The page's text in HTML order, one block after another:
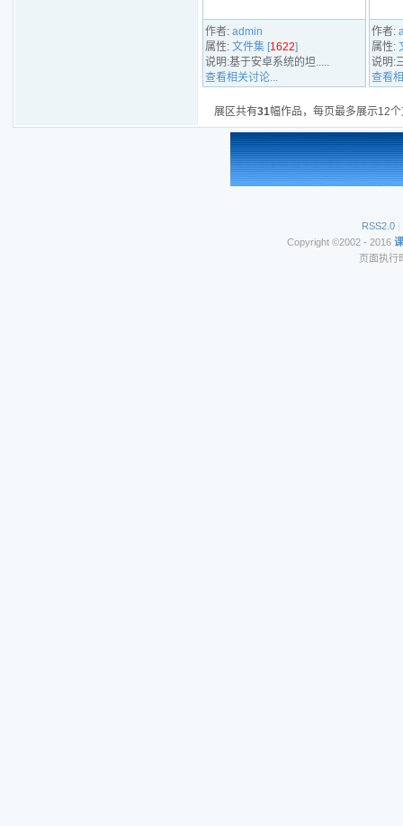
作者: admin
属性: 文件集 [1622]
说明:基于安卓系统的坦.....
查看相关讨论...
作者:
属性:
说明:
查看
展区共有31幅作品，每页最多展示12
RSS2.0 |
Copyright ©2002 - 2016
页面执行